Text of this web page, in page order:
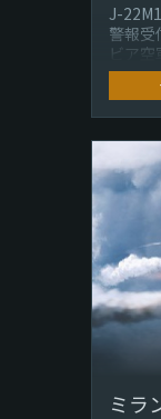
J-
警報受
ビア
ミラ